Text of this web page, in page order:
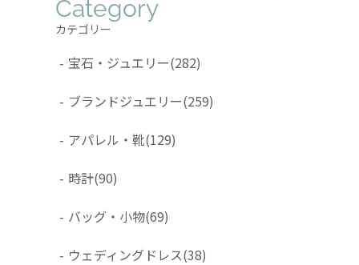
Category
カテゴリー
- 宝石・ジュエリー(282)
- ブランドジュエリー(259)
- アパレル・靴(129)
- 時計(90)
- バッグ・小物(69)
- ウェディングドレス(38)